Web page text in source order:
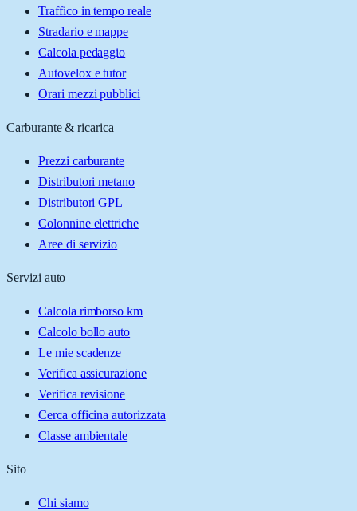
Traffico in tempo reale
Stradario e mappe
Calcola pedaggio
Autovelox e tutor
Orari mezzi pubblici
Carburante & ricarica
Prezzi carburante
Distributori metano
Distributori GPL
Colonnine elettriche
Aree di servizio
Servizi auto
Calcola rimborso km
Calcolo bollo auto
Le mie scadenze
Verifica assicurazione
Verifica revisione
Cerca officina autorizzata
Classe ambientale
Sito
Chi siamo